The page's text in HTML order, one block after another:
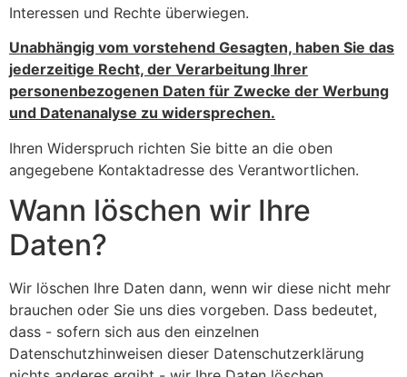
Interessen und Rechte überwiegen.
Unabhängig vom vorstehend Gesagten, haben Sie das
jederzeitige Recht, der Verarbeitung Ihrer
personenbezogenen Daten für Zwecke der Werbung
und Datenanalyse zu widersprechen.
Ihren Widerspruch richten Sie bitte an die oben
angegebene Kontaktadresse des Verantwortlichen.
Wann löschen wir Ihre
Daten?
Wir löschen Ihre Daten dann, wenn wir diese nicht mehr
brauchen oder Sie uns dies vorgeben. Dass bedeutet,
dass - sofern sich aus den einzelnen
Datenschutzhinweisen dieser Datenschutzerklärung